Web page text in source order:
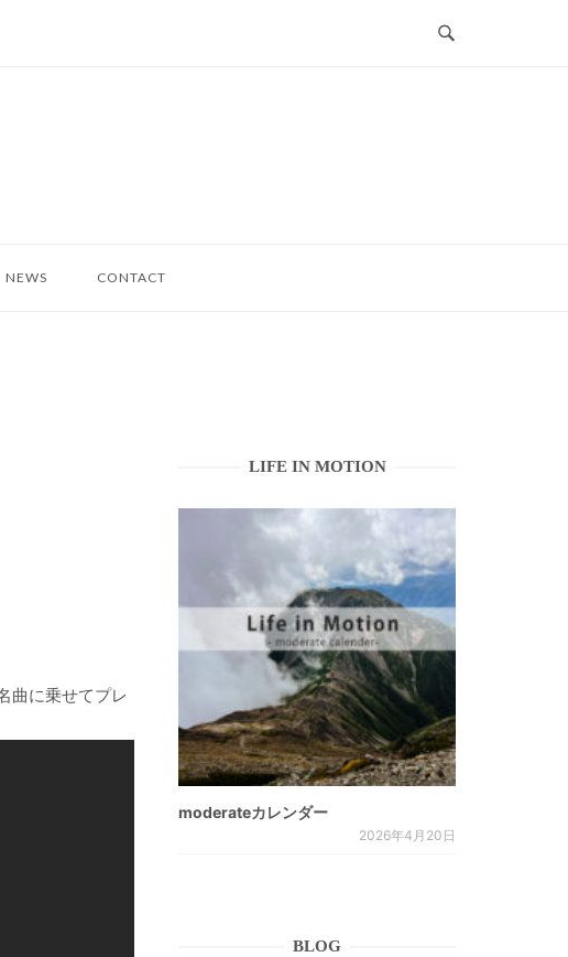
NEWS CONTACT
曲に乗せてプレ
LIFE IN MOTION
moderateカレンダー
2026年4月20日
BLOG